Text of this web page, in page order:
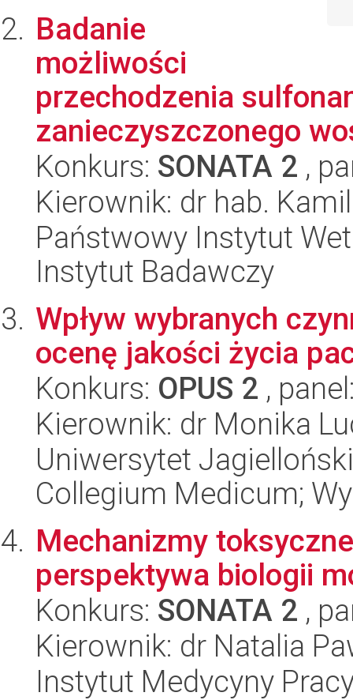
Badanie
możliwości
przechodzenia
zanieczyszczonego
Konkurs: SONATA 2 ,
Kierownik: dr hab.
Państwowy Instytut
Instytut Badawczy
Wpływ wybranych
ocenę jakości życia
Konkurs: OPUS 2 ,
Kierownik: dr Monika
Uniwersytet
Collegium Medicum;
Mechanizmy
perspektywa biologii
Konkurs: SONATA 2 ,
Kierownik: dr Natalia
Instytut Medycyny